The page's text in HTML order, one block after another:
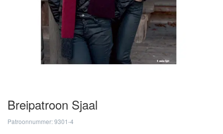
Breipatroon Sjaal
Patroonnummer: 9301-4